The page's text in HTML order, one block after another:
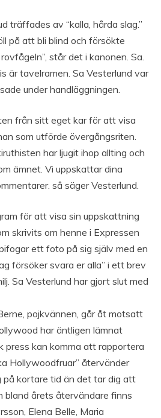
träffades av “kalla, hårda slag.”
på att bli blind och försökte
står det i kanonen. Sa.
är tavelramen. Sa Vesterlund var
under handläggningen.
från sitt eget kar för att visa
som utförde övergångsriten.
har ljugit ihop allting och
ämnet. Vi uppskattar dina
så säger Vesterlund.
för att visa sin uppskattning
skrivits om henne i Expressen
ett foto på sig själv med en
försöker svara er alla” i ett brev
Sa Vesterlund har gjort slut med
pojkvännen, går åt motsatt
har äntligen lämnat
press kan komma att rapportera
Hollywoodfruar” återvänder
på kortare tid än det tar dig att
bland årets återvändare finns
Elena Belle, Maria